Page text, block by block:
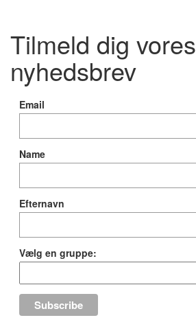
Tilmeld dig vores
nyhedsbrev
Email
Name
Efternavn
Vælg en gruppe: